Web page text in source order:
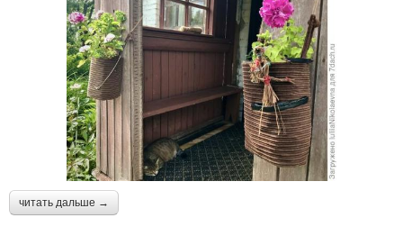
читать дальше →